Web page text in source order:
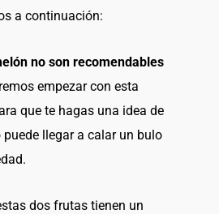
a continuación:
no son recomendables
empezar con esta
que te hagas una idea de
llegar a calar un bulo
dos frutas tienen un